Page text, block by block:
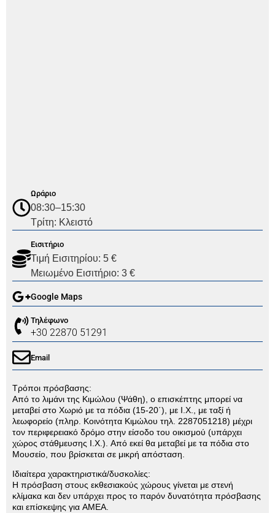
Ωράριο
08:30–15:30
Τρίτη: Κλειστό
Εισιτήριο
Τιμή Εισιτηρίου: 5 €
Μειωμένο Εισιτήριο: 3 €
Google Maps
Τηλέφωνο
+30 22870 51291
Email
Τρόποι πρόσβασης:
Από το λιμάνι της Κιμώλου (Ψάθη), ο επισκέπτης μπορεί να
μεταβεί στο Χωριό με τα πόδια (15-20΄), με Ι.Χ., με ταξί ή
λεωφορείο (πληρ. Κοινότητα Κιμώλου τηλ. 2287051218) μέχρι
τον περιφερειακό δρόμο στην είσοδο του οικισμού (υπάρχει
χώρος στάθμευσης Ι.Χ.). Από εκεί θα μεταβεί με τα πόδια στο
Μουσείο, που βρίσκεται σε μικρή απόσταση.
Ιδιαίτερα χαρακτηριστικά/δυσκολίες:
Η πρόσβαση στους εκθεσιακούς χώρους γίνεται με στενή
κλίμακα και δεν υπάρχει προς το παρόν δυνατότητα πρόσβασης
και επίσκεψης για ΑΜΕΑ.